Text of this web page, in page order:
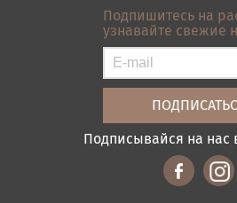
Контакты
Карта сайта
Условия
Подпишитесь на
узнавайте свежие
Подписывайся на нас